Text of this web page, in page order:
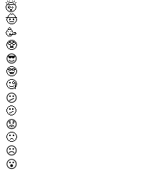
🤯
🤠
🥳
🥸
😎
🤓
🧐
😕
🫤
😟
🙁
☹️
😮